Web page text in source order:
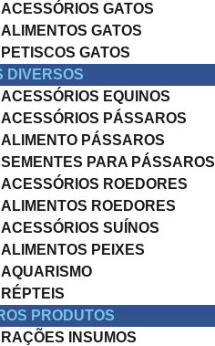
ACESSÓRIOS GATOS
ALIMENTOS GATOS
PETISCOS GATOS
DIVERSOS
ACESSÓRIOS EQUINOS
ACESSÓRIOS PÁSSAROS
ALIMENTO PÁSSAROS
SEMENTES PARA PÁSSAROS
ACESSÓRIOS ROEDORES
ALIMENTOS ROEDORES
ACESSÓRIOS SUÍNOS
ALIMENTOS PEIXES
AQUARISMO
RÉPTEIS
PRODUTOS
RAÇÕES INSUMOS